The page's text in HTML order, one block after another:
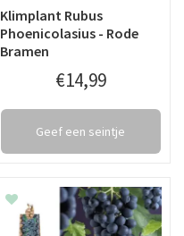
Klimplant Rubus
Phoenicolasius - Rode
Bramen
€14,99
Geef een seintje